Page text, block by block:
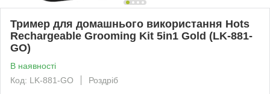
Тример для домашнього використання Hots
Rechargeable Grooming Kit 5in1 Gold (LK-881-
GO)
В наявності
Код: LK-881-GO
Роздріб